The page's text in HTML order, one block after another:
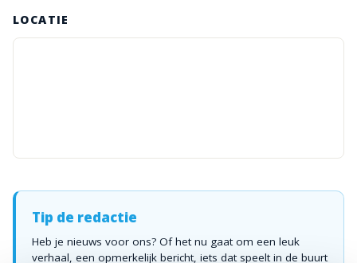
LOCATIE
Tip de redactie
Heb je nieuws voor ons? Of het nu gaat om een leuk
verhaal, een opmerkelijk bericht, iets dat speelt in de buurt